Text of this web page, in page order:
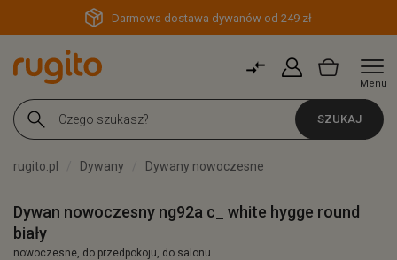
Darmowa dostawa dywanów od 249 zł
Menu
SZUKAJ
rugito.pl Dywany Dywany nowoczesne
Dywan nowoczesny ng92a c_ white hygge round
biały
nowoczesne, do przedpokoju, do salonu